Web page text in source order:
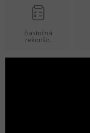
čiastočná
rekonštr.